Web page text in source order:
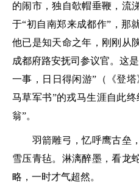
的闹市，独自欹帽垂鞭，流
于“初自南郑来成都作” ，那
他已是知天命之年，刚刚从
成都府路安抚司参议官。这
一事，日日得闲游” （《登
马草军书”的戎马生涯自此
翁”。
羽箭雕弓，忆呼鹰古垒，
雪压青毡。淋漓醉墨，看龙
略，一时才气超然。